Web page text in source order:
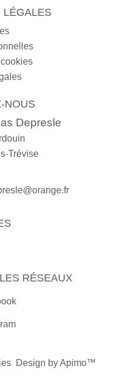
LÉGALES
NOUS
Depresle
Trévise
RÉSEAUX
Design byApimo™